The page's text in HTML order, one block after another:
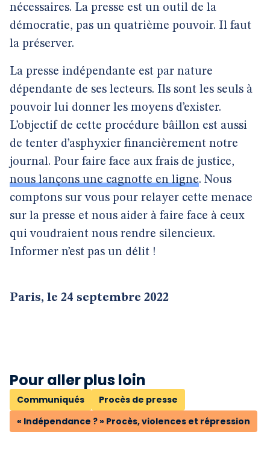
nécessaires. La presse est un outil de la
démocratie, pas un quatrième pouvoir. Il faut
la préserver.
La presse indépendante est par nature
dépendante de ses lecteurs. Ils sont les seuls à
pouvoir lui donner les moyens d’exister.
L’objectif de cette procédure bâillon est aussi
de tenter d’asphyxier financièrement notre
journal. Pour faire face aux frais de justice,
nous lançons une cagnotte en ligne. Nous
comptons sur vous pour relayer cette menace
sur la presse et nous aider à faire face à ceux
qui voudraient nous rendre silencieux.
Informer n’est pas un délit !
Paris, le 24 septembre 2022
Pour aller plus loin
Communiqués
Procès de presse
« Indépendance ? » Procès, violences et répression